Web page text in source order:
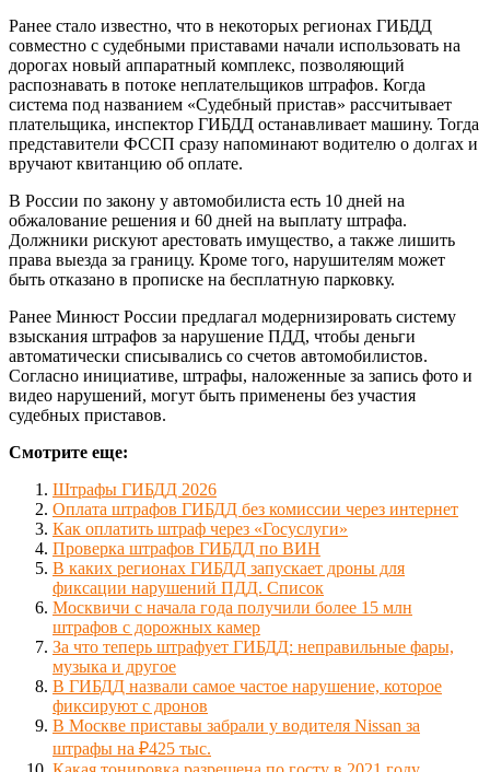
Ранее стало известно, что в некоторых регионах ГИБДД
совместно с судебными приставами начали использовать на
дорогах новый аппаратный комплекс, позволяющий
распознавать в потоке неплательщиков штрафов. Когда
система под названием «Судебный пристав» рассчитывает
плательщика, инспектор ГИБДД останавливает машину. Тогда
представители ФССП сразу напоминают водителю о долгах и
вручают квитанцию ​​об оплате.
В России по закону у автомобилиста есть 10 дней на
обжалование решения и 60 дней на выплату штрафа.
Должники рискуют арестовать имущество, а также лишить
права выезда за границу. Кроме того, нарушителям может
быть отказано в прописке на бесплатную парковку.
Ранее Минюст России предлагал модернизировать систему
взыскания штрафов за нарушение ПДД, чтобы деньги
автоматически списывались со счетов автомобилистов.
Согласно инициативе, штрафы, наложенные за запись фото и
видео нарушений, могут быть применены без участия
судебных приставов.
Смотрите еще:
Штрафы ГИБДД 2026
Оплата штрафов ГИБДД без комиссии через интернет
Как оплатить штраф через «Госуслуги»
Проверка штрафов ГИБДД по ВИН
В каких регионах ГИБДД запускает дроны для
фиксации нарушений ПДД. Список
Москвичи с начала года получили более 15 млн
штрафов с дорожных камер
За что теперь штрафует ГИБДД: неправильные фары,
музыка и другое
В ГИБДД назвали самое частое нарушение, которое
фиксируют с дронов
В Москве приставы забрали у водителя Nissan за
штрафы на ₽425 тыс.